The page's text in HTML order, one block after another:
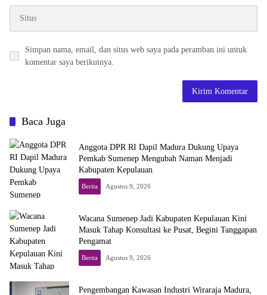
Simpan nama, email, dan situs web saya pada peramban ini untuk
komentar saya berikutnya.
Baca Juga
Anggota DPR RI Dapil Madura Dukung Upaya
Pemkab Sumenep Mengubah Naman Menjadi
Kabupaten Kepulauan
Berita Agustus 9, 2026
Wacana Sumenep Jadi Kabupaten Kepulauan Kini
Masuk Tahap Konsultasi ke Pusat, Begini Tanggapan
Pengamat
Berita Agustus 9, 2026
Pengembangan Kawasan Industri Wiraraja Madura,